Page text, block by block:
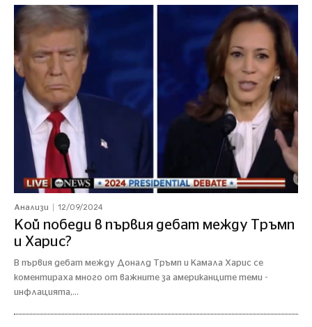
Анализи 12/09/2024
Кой победи в първия дебат между Тръмп
и Харис?
В първия дебат между Доналд Тръмп и Камала Харис се
коментираха много от важните за американците теми -
инфлацията,...